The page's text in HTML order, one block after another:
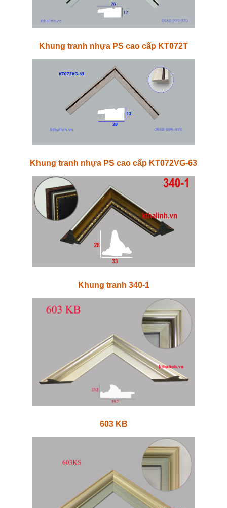
Khung tranh nhựa PS cao cấp KT072T
Khung tranh nhựa PS cao cấp KT072VG-63
Khung tranh 340-1
603 KB